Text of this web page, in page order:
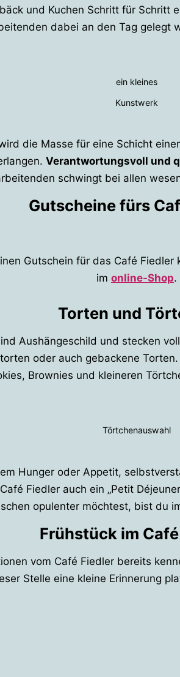
und Kuchen Schritt für Schritt
dabei an den Tag gelegt
ein kleines
Kunstwerk
die Masse für eine Schicht
Verantwortungsvoll und
schwingt bei allen
Gutscheine fürs
Gutschein für das Café Fiedler
im online-Shop.
Torten und
Aushängeschild und stecken
oder auch gebackene
Brownies und kleineren
Törtchenauswahl
Hunger oder Appetit,
Fiedler auch ein „Petit
opulenter möchtest, bist du
Frühstück im
vom Café Fiedler bereits
Stelle eine kleine Erinnerung